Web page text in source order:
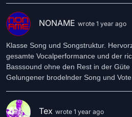
NONAME wrote 1 year ago
Klasse Song und Songstruktur.
gesamte Vocalperformance und der
Basssound ohne den Rest in der Güte
Gelungener brodelnder Song und Vote.
Tex wrote 1 year ago